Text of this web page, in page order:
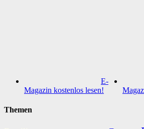
E-
Magazin kostenlos lesen!
Themen